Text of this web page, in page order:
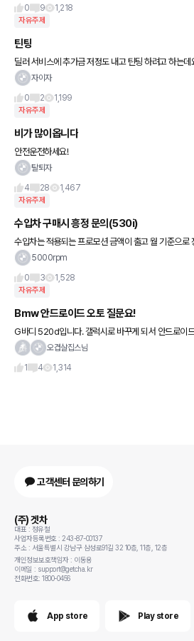
0
9 1,218
자유주제
틴팅
딜러 서비스에 추가금 저정도 내고 틴팅 하려고 하는데요 워낙 많아서 아직도 고민
요.. 저정도 가격에 뭐가 좋을까요? T2는 20 추가. 퀀텀은 65추가. 브이쿨? 레이노? 그리
자이자
0
2 1,199
자유주제
비가 많이옵니다
안전운전하세요!
탈퇴자
4
28 1,467
자유주제
수입차 구매시 흥정 문의(530i)
수입차는 적용되는 프로모션 금액이 출고 월 기준으로 정해진다는데
같은 계약은 출고 확정되는 달에 딜러와 흥정을 하나요? 지금 딜러가 막 할인 많이 해준다
5000rpm
0
3 1,528
자유주제
Bmw 안드로이드 오토 질문요!
G바디 520d입니다. 갤럭시로 바꾸게 되서 안드로이
뜨네요.. 방법이 뭔가요??
오겹살집스님
1
4 1,314
고객센터 문의하기
(주) 겟차
대표 : 정유철
사업자등록번호 : 243-87-00137
주소 : 서울특별시 강남구 삼성로91길 32 10층, 11층, 12층
개인정보보호책임자 : 이동용
이메일 : support@getcha.kr
전화번호: 1800-0456
App store Play store